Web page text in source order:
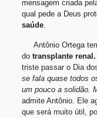
mensagem criada
qual pede a Deus
saúde.
Antônio Ortega
dotransplante renal.
triste passar o Dia
se fala quase todos
um pouco a solidão.
admite Antônio. Ele
que será muito útil,